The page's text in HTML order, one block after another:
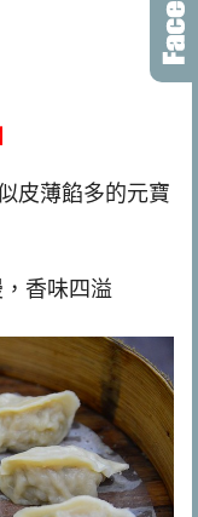
皮薄餡多的元寶
香味四溢